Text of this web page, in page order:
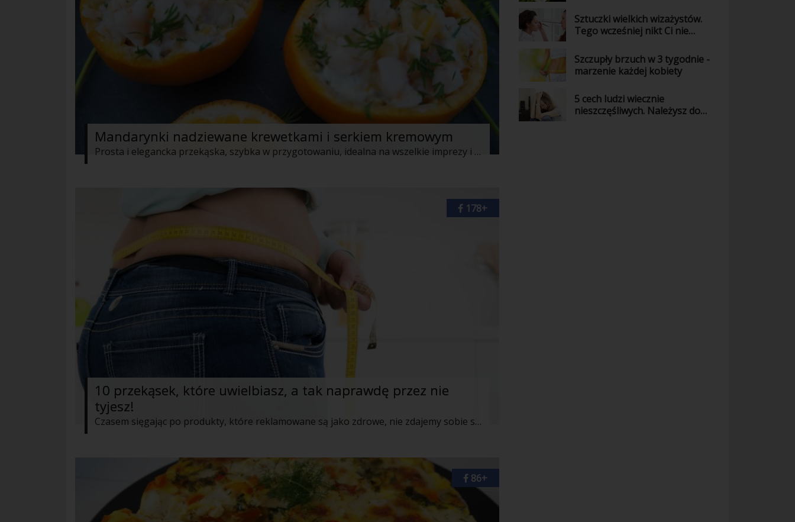
Mandarynki nadziewane krewetkami i serkiem kremowym
Prosta i elegancka przekąska, szybka w przygotowaniu, idealna na wszelkie imprezy i nie tylko!
10 przekąsek, które uwielbiasz, a tak naprawdę przez nie
tyjesz!
Czasem sięgając po produkty, które reklamowane są jako zdrowe, nie zdajemy sobie sprawy, że tak naprawdę utrudniają nam one zrzucenie zbędnych kilogramów. Poznaj 10 zdrowych przekąsek i produktów, które mogą przyczyniać się do naszego tycia.
178+
86+
owocu
Sztuczki wielkich wizażystów.
Tego wcześniej nikt Ci nie
Szczupły brzuch w 3 tygodnie -
marzenie każdej kobiety
5 cech ludzi wiecznie
nieszczęśliwych. Należysz do